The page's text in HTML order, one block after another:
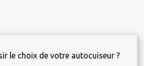
le choix de votre autocuiseur ?